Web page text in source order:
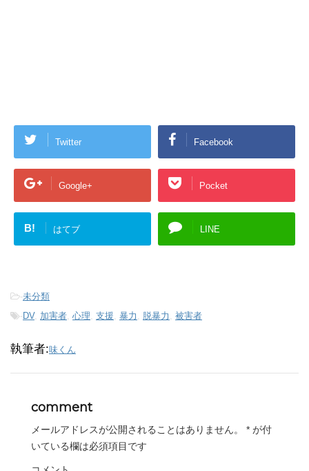
Twitter Facebook
Google+ Pocket
B! はてブ LINE
-未分類
-DV, 加害者, 心理, 支援, 暴力 , 脱暴力 , 被害者
執筆者:味くん
comment
メールアドレスが公開されることはありません。 * が付
いている欄は必須項目です